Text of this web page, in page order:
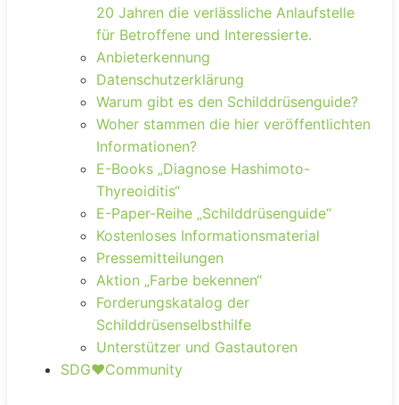
20 Jahren die verlässliche Anlaufstelle
für Betroffene und Interessierte.
Anbieterkennung
Datenschutzerklärung
Warum gibt es den Schilddrüsenguide?
Woher stammen die hier veröffentlichten
Informationen?
E-Books „Diagnose Hashimoto-
Thyreoiditis“
E-Paper-Reihe „Schilddrüsenguide“
Kostenloses Informationsmaterial
Pressemitteilungen
Aktion „Farbe bekennen“
Forderungskatalog der
Schilddrüsenselbsthilfe
Unterstützer und Gastautoren
SDG❤️Community